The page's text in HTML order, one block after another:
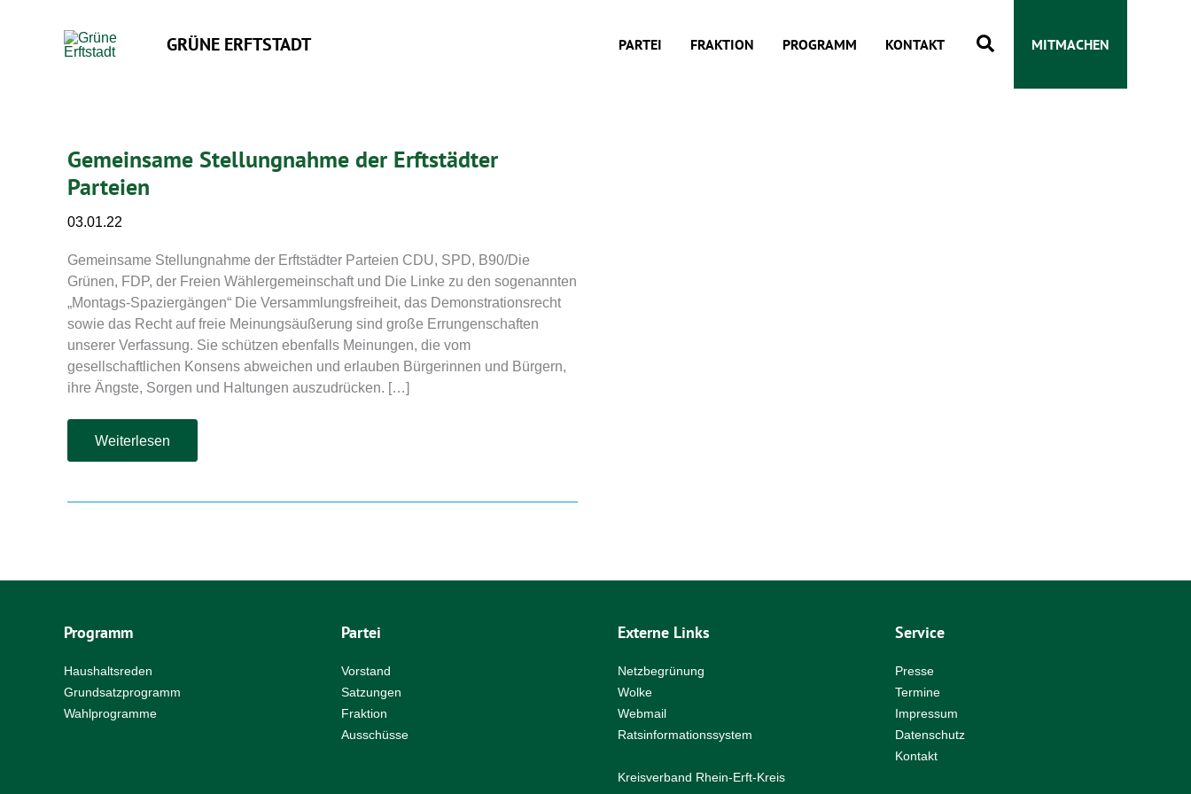
GRÜNE ERFTSTADT PARTEI FRAKTION PROGRAMM KONTAKT SuchenMITMACHEN
Gemeinsame Stellungnahme der Erftstädter
Parteien
03.01.22
Gemeinsame Stellungnahme der Erftstädter Parteien CDU, SPD, B90/Die
Grünen, FDP, der Freien Wählergemeinschaft und Die Linke zu den sogenannten
„Montags-Spaziergängen“ Die Versammlungsfreiheit, das Demonstrationsrecht
sowie das Recht auf freie Meinungsäußerung sind große Errungenschaften
unserer Verfassung. Sie schützen ebenfalls Meinungen, die vom
gesellschaftlichen Konsens abweichen und erlauben Bürgerinnen und Bürgern,
ihre Ängste, Sorgen und Haltungen auszudrücken. […]
Gemeinsame
Weiterlesen
Programm
Haushaltsreden
Grundsatzprogramm
Wahlprogramme
Partei
Vorstand
Satzungen
Fraktion
Ausschüsse
Externe Links
Netzbegrünung
Wolke
Webmail
Ratsinformationssystem
Kreisverband Rhein-Erft-Kreis
Service
Presse
Termine
Impressum
Datenschutz
Kontakt